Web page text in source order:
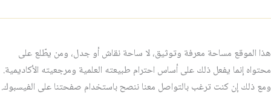
هذا الموقع مساحة معرفة وتوثيق، لا ساحة نقاش أو جدل، ومن يطّلع على
محتواه إنما يفعل ذلك على أساس احترام طبيعته العلمية ومرجعيته الأكاديمية.
ومع ذلك إن كنت ترغب بالتواصل معنا ننصح باستخدام صفحتنا على الفيسبوك.